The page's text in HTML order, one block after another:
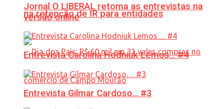
na retenção de IR para entidades
Jornal O LIBERAL retoma as entrevistas na
versão online
Entrevista Carolina Hodniuk Lemos… #4
Entrevista Gilmar Cardoso… #3